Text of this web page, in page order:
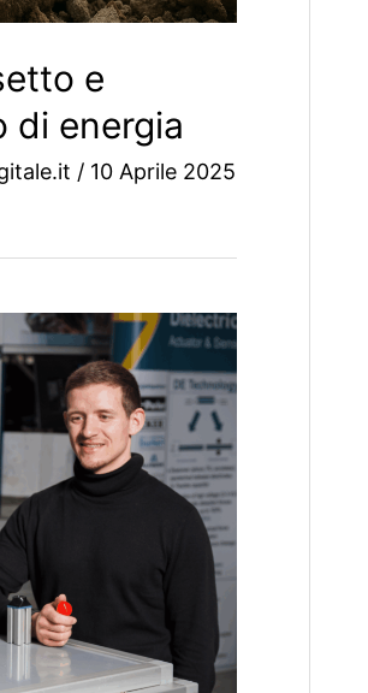
e
di energia
/ 10 Aprile 2025